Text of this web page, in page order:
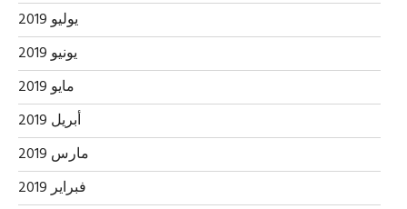
يوليو 2019
يونيو 2019
مايو 2019
أبريل 2019
مارس 2019
فبراير 2019